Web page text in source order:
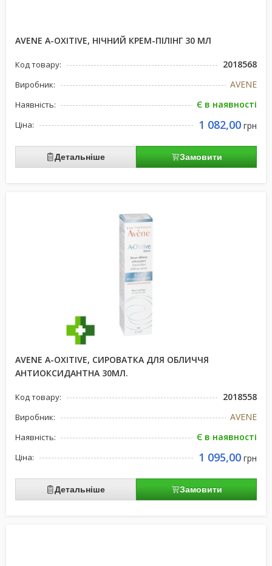
AVENE A-OXITIVE, НІЧНИЙ КРЕМ-ПІЛІНГ 30 МЛ
Код товару: 2018568
Виробник: AVENE
Наявність: Є в наявності
Ціна: 1 082,00 грн
Детальніше Замовити
AVENE A-OXITIVE, СИРОВАТКА ДЛЯ ОБЛИЧЧЯ
АНТИОКСИДАНТНА 30МЛ.
Код товару: 2018558
Виробник: AVENE
Наявність: Є в наявності
Ціна: 1 095,00 грн
Детальніше Замовити